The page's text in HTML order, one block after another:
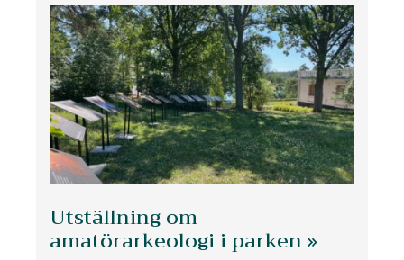
Utställning om
amatörarkeologi i parken »